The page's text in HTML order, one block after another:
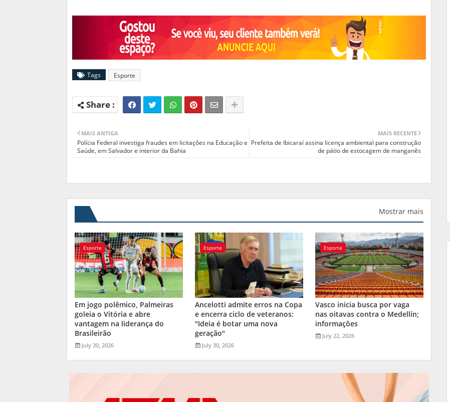
Tags Esporte
MAIS RECENTE
Prefeita de Ibicaraí assina licença ambiental para construção
de pátio de estocagem de manganês
MAIS ANTIGA
Polícia Federal investiga fraudes em licitações na Educação e
Saúde, em Salvador e interior da Bahia
Mostrar mais
Esporte
Em jogo polêmico, Palmeiras
goleia o Vitória e abre
vantagem na liderança do
Brasileirão
July 30, 2026
Esporte
Ancelotti admite erros na Copa
e encerra ciclo de veteranos:
"Ideia é botar uma nova
geração"
July 30, 2026
Esporte
Vasco inicia busca por vaga
nas oitavas contra o Medellín;
informações
July 22, 2026